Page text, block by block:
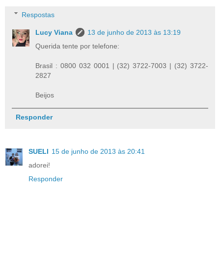
Respostas
Lucy Viana
13 de junho de 2013 às 13:19
Querida tente por telefone:
Brasil : 0800 032 0001 | (32) 3722-7003 | (32) 3722-
2827
Beijos
Responder
SUELI 15 de junho de 2013 às 20:41
adorei!
Responder